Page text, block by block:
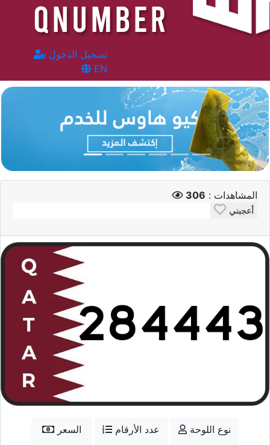
تسجيل الدخول
EN
المشاهدات : 306
أعجبني
السعر
عدد الأرقام
نوع اللوحة